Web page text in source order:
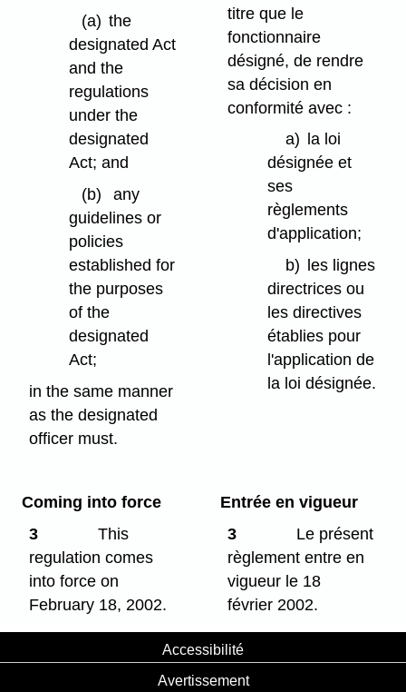
(a) the
designated Act
and the
regulations
under the
designated
Act; and
(b)
any
guidelines or
policies
established for
the purposes
of the
designated
Act;
in the same manner
as the designated
officer must.
titre que le
fonctionnaire
désigné, de rendre
sa décision en
conformité avec :
a)
la loi
désignée et
ses
règlements
d'application;
b)
les lignes
directrices ou
les directives
établies pour
l'application de
la loi désignée.
Coming into force
3
This
regulation comes
into force on
February 18, 2002.
Entrée en vigueur
3
Le présent
règlement entre en
vigueur le 18
février 2002.
Accessibilité
Avertissement